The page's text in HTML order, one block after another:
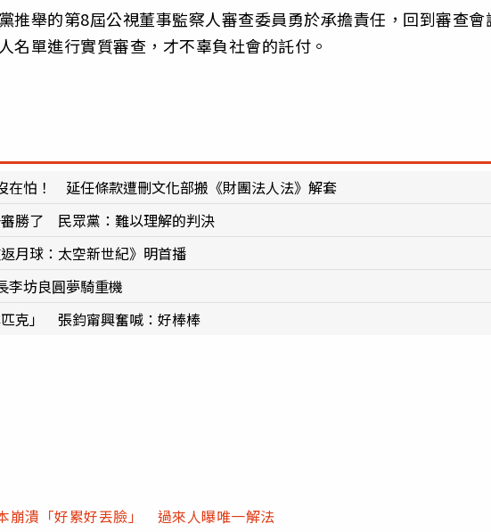
推舉的第8屆公視董事監察人審查委員勇於承擔責任，回到審查會
名單進行實質審查，才不辜負社會的託付。
在怕！ 延任條款遭刪文化部搬《財團法人法》解套
勝了 民眾黨：難以理解的判決
月球：太空新世紀》明首播
坊良圓夢騎重機
匹克」 張鈞甯興奮喊：好棒棒
崩潰「好累好丟臉」 過來人曝唯一解法